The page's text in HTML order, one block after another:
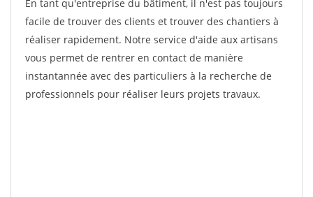
En tant qu'entreprise du bâtiment, il n'est pas toujours
facile de trouver des clients et trouver des chantiers à
réaliser rapidement. Notre service d'aide aux artisans
vous permet de rentrer en contact de manière
instantannée avec des particuliers à la recherche de
professionnels pour réaliser leurs projets travaux.